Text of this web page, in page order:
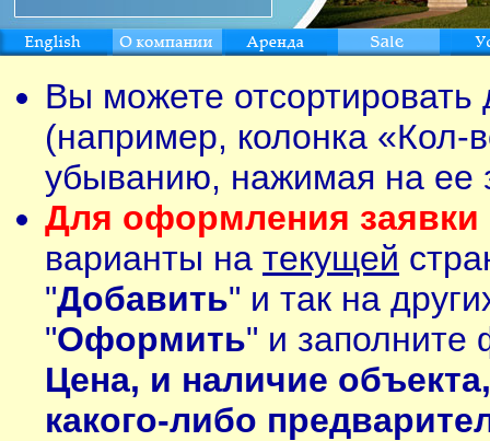
Вы можете
(например, колонка «Кол-
убыванию, нажимая на ее
Для оформления заявки
варианты на текущей
"Добавить" и так на
"Оформить" и заполните
Цена, и наличие
какого-либо